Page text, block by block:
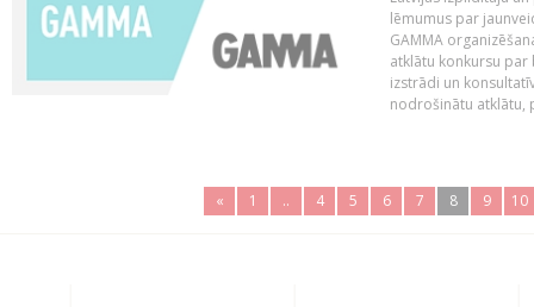
lēmumus par
GAMMA
atklātu konkursu par
izstrādi un
nodrošinātu atklātu,
« 1 .. 4 5 6 7 8 9 10